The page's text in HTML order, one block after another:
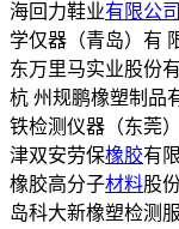
海回力鞋业有限公司
学仅器（青岛）有
东万里马实业股份
杭 州规鹏橡塑制品
铁检测仪器（东莞
津双安劳保橡胶有
橡胶高分子材料股
岛科大新橡塑检测